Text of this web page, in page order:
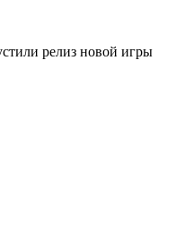
релиз новой игры